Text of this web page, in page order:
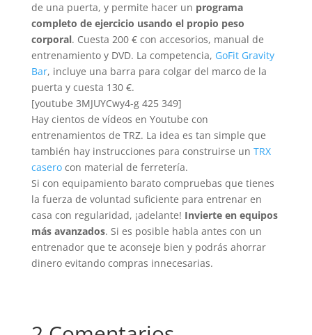
de una puerta, y permite hacer un programa
completo de ejercicio usando el propio peso
corporal. Cuesta 200 € con accesorios, manual de
entrenamiento y DVD. La competencia, GoFit Gravity
Bar, incluye una barra para colgar del marco de la
puerta y cuesta 130 €.
[youtube 3MJUYCwy4-g 425 349]
Hay cientos de vídeos en Youtube con
entrenamientos de TRZ. La idea es tan simple que
también hay instrucciones para construirse un TRX
caserocon material de ferretería.
Si con equipamiento barato compruebas que tienes
la fuerza de voluntad suficiente para entrenar en
casa con regularidad, ¡adelante! Invierte en equipos
más avanzados. Si es posible habla antes con un
entrenador que te aconseje bien y podrás ahorrar
dinero evitando compras innecesarias.